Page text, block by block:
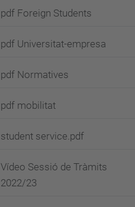
pdf Foreign Students
pdf Universitat-empresa
pdf Normatives
pdf mobilitat
student service.pdf
Vídeo Sessió de Tràmits
2022/23